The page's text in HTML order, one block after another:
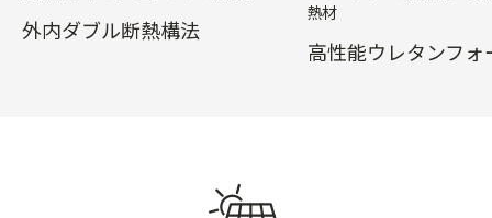
外内ダブル断熱構法
熱材
高性能ウレタンフォ